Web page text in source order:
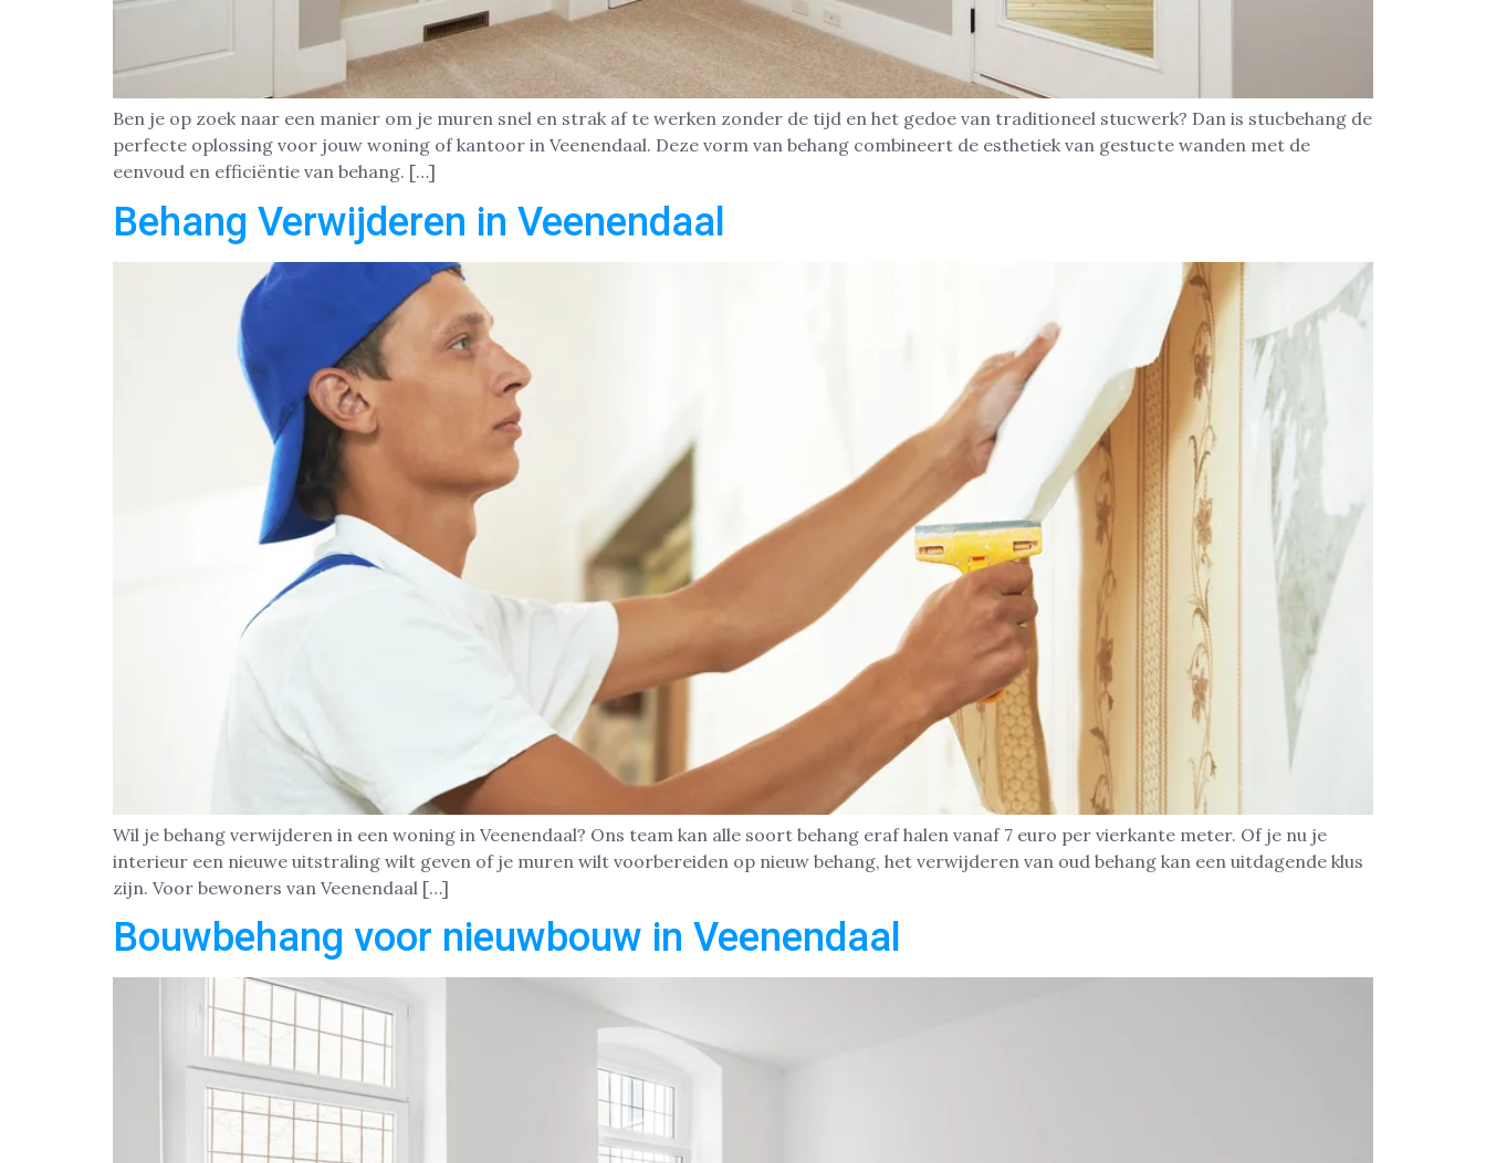
Ben je op zoek naar een manier om je muren snel en strak af te werken zonder de tijd en het gedoe van traditioneel stucwerk? Dan is stucbehang de
perfecte oplossing voor jouw woning of kantoor in Veenendaal. Deze vorm van behang combineert de esthetiek van gestucte wanden met de
eenvoud en efficiëntie van behang. […]
Behang Verwijderen in Veenendaal
Wil je behang verwijderen in een woning in Veenendaal? Ons team kan alle soort behang eraf halen vanaf 7 euro per vierkante meter. Of je nu je
interieur een nieuwe uitstraling wilt geven of je muren wilt voorbereiden op nieuw behang, het verwijderen van oud behang kan een uitdagende klus
zijn. Voor bewoners van Veenendaal […]
Bouwbehang voor nieuwbouw in Veenendaal